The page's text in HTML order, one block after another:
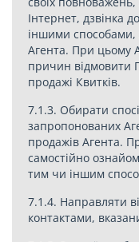
Інтернет, дзвінка
іншими способами,
Агента. При цьому
причин відмовити
продажі Квитків.
7.1.3. Обирати
запропонованих
продажів Агента.
самостійно
тим чи іншим
7.1.4. Направляти
контактами,